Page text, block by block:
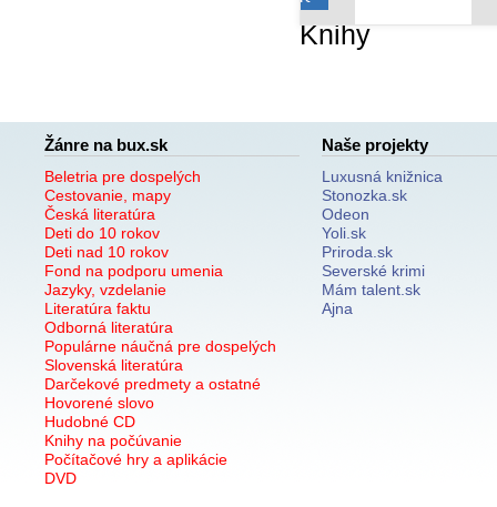
Knihy
Žánre na bux.sk
Beletria pre dospelých
Cestovanie, mapy
Česká literatúra
Deti do 10 rokov
Deti nad 10 rokov
Fond na podporu umenia
Jazyky, vzdelanie
Literatúra faktu
Odborná literatúra
Populárne náučná pre dospelých
Slovenská literatúra
Darčekové predmety a ostatné
Hovorené slovo
Hudobné CD
Knihy na počúvanie
Počítačové hry a aplikácie
DVD
Naše projekty
Luxusná knižnica
Stonozka.sk
Odeon
Yoli.sk
Priroda.sk
Severské krimi
Mám talent.sk
Ajna